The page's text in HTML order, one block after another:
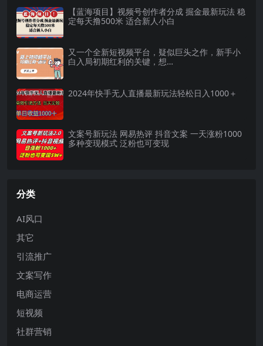
【蓝海项目】视频号创作者分成 掘金最新玩法 稳
定每天撸500米 适合新人小白
又一个全新短视频平台，疑似巨头之作，新手小
白入局初期红利的关键，想…
2024年快手无人直播最新玩法轻松日入1000＋
文案号新玩法 网易热评 抖音文案 一天涨粉1000
多种变现模式 泛粉也可变现
分类
AI风口
其它
引流推广
文案写作
电商运营
短视频
社群营销